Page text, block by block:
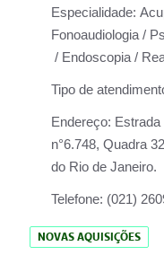
Especialidade:
Fonoaudiologia /
/ Endoscopia /
Tipo de
Endereço:
n°6.748, Quadra
do Rio de Janeiro.
Telefone: (021)
NOVAS AQUISIÇÕES